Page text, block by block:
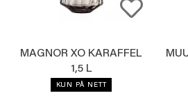
MAGNOR XO KARAFFEL
1,5 L
KUN PÅ NETT